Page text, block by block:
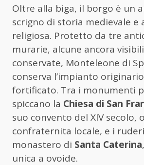
Oltre alla biga, il borgo è un
scrigno di storia medievale
religiosa. Protetto da tre
murarie, alcune ancora
conservate, Monteleone di
conserva l’impianto
fortificato. Tra i monumenti
spiccano la Chiesa di San
suo convento del XIV secolo,
confraternita locale, e i
monastero di Santa Caterina
unica a ovoide.